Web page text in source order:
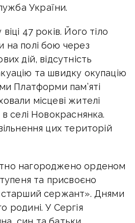
України.
47 років. Його тіло
на полі бою через
дій, відсутність
та швидку окупацію
Платформи пам’яті
місцеві жителі
в селі Новокраснянка.
цих територій
нагороджено орденом
та присвоєно
сержант». Днями
родині. У Сергія